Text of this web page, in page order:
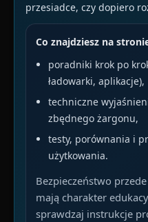
przesiadce, czy dopiero
Co znajdziesz na
poradniki krok po
ładowarki, aplikacje),
techniczne
zbędnego żargonu,
testy, porównania i
użytkowania.
Bezpieczeństwo
mają charakter
sprawdzaj instrukcje